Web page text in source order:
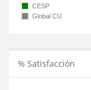
CESP
Global CU
% Satisfacción